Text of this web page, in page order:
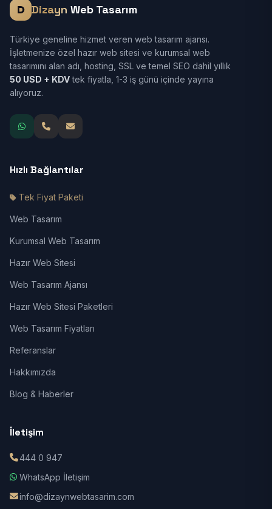
Dizayn Web Tasarım
Türkiye geneline hizmet veren web tasarım ajansı.
İşletmenize özel hazır web sitesi ve kurumsal web
tasarımını alan adı, hosting, SSL ve temel SEO dahil yıllık
50 USD + KDVtek fiyatla, 1-3 iş günü içinde yayına
alıyoruz.
Hızlı Bağlantılar
Tek Fiyat Paketi
Web Tasarım
Kurumsal Web Tasarım
Hazır Web Sitesi
Web Tasarım Ajansı
Hazır Web Sitesi Paketleri
Web Tasarım Fiyatları
Referanslar
Hakkımızda
Blog & Haberler
İletişim
444 0 947
WhatsApp İletişim
info@dizaynwebtasarim.com